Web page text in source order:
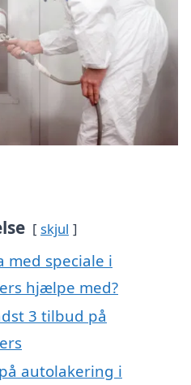
skjul
med speciale i
hjælpe med?
3 tilbud på
autolakering i